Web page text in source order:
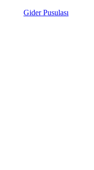
Gider Pusulası